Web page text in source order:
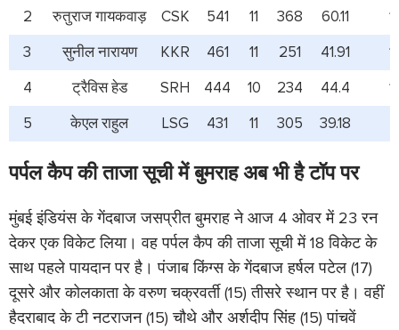
2
रुतुराज गायकवाड़ CSK 541 11 368 60.11
3
सुनील नारायण KKR 461 11 251 41.91
4
ट्रैविस हेड SRH 444 10 234 44.4
5
केएल राहुल LSG 431 11 305 39.18
पर्पल कैप की ताजा सूची में बुमराह अब भी है टॉप पर
मुंबई इंडियंस के गेंदबाज जसप्रीत बुमराह ने आज 4 ओवर में 23 रन
देकर एक विकेट लिया। वह पर्पल कैप की ताजा सूची में 18 विकेट के
साथ पहले पायदान पर है। पंजाब किंग्स के गेंदबाज हर्षल पटेल (17)
दूसरे और कोलकाता के वरुण चक्रवर्ती (15) तीसरे स्थान पर है। वहीं
हैदराबाद के टी नटराजन (15) चौथे और अर्शदीप सिंह (15) पांचवें